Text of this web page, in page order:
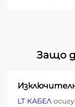
Защо
LT КАБЕЛ